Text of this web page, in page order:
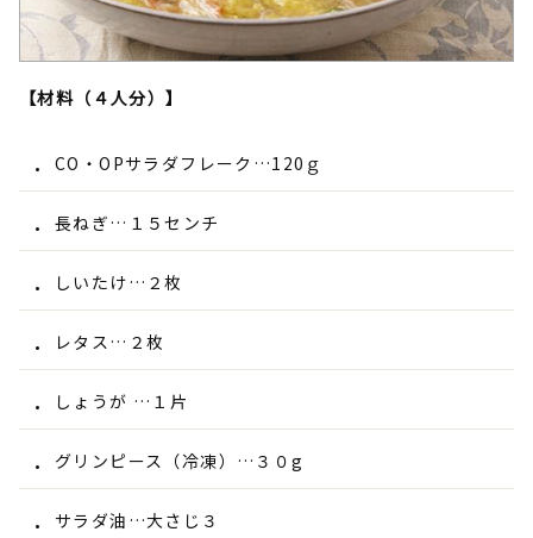
【材料（４人分）】
CO・OPサラダフレーク…120ｇ
長ねぎ…１５センチ
しいたけ…２枚
レタス…２枚
しょうが …１片
グリンピース（冷凍）…３０g
サラダ油…大さじ３